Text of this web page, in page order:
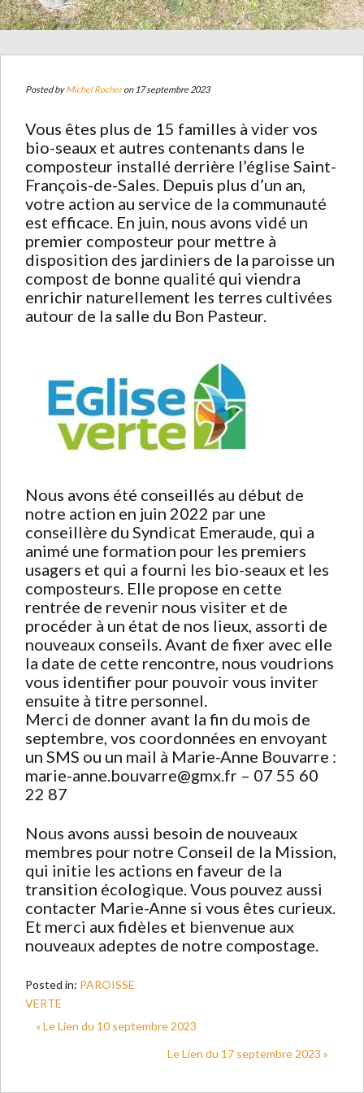
Posted byMichel Rocheron 17 septembre 2023
Vous êtes plus de 15 familles à vider vos
bio-seaux et autres contenants dans le
composteur installé derrière l’église Saint-
François-de-Sales. Depuis plus d’un an,
votre action au service de la communauté
est efficace. En juin, nous avons vidé un
premier composteur pour mettre à
disposition des jardiniers de la paroisse un
compost de bonne qualité qui viendra
enrichir naturellement les terres cultivées
autour de la salle du Bon Pasteur.
Nous avons été conseillés au début de
notre action en juin 2022 par une
conseillère du Syndicat Emeraude, qui a
animé une formation pour les premiers
usagers et qui a fourni les bio-seaux et les
composteurs. Elle propose en cette
rentrée de revenir nous visiter et de
procéder à un état de nos lieux, assorti de
nouveaux conseils. Avant de fixer avec elle
la date de cette rencontre, nous voudrions
vous identifier pour pouvoir vous inviter
ensuite à titre personnel.
Merci de donner avant la fin du mois de
septembre, vos coordonnées en envoyant
un SMS ou un mail à Marie-Anne Bouvarre :
marie-anne.bouvarre@gmx.fr – 07 55 60
22 87
Nous avons aussi besoin de nouveaux
membres pour notre Conseil de la Mission,
qui initie les actions en faveur de la
transition écologique. Vous pouvez aussi
contacter Marie-Anne si vous êtes curieux.
Et merci aux fidèles et bienvenue aux
nouveaux adeptes de notre compostage.
Posted in: PAROISSE
VERTE
« Le Lien du 10 septembre 2023
Le Lien du 17 septembre 2023 »